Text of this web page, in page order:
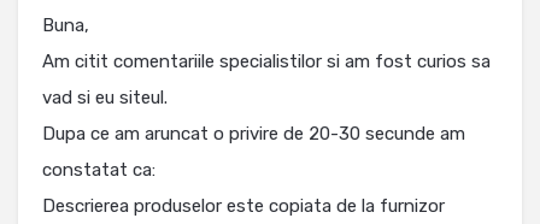
Buna,
Am citit comentariile specialistilor si am fost curios sa
vad si eu siteul.
Dupa ce am aruncat o privire de 20-30 secunde am
constatat ca:
Descrierea produselor este copiata de la furnizor